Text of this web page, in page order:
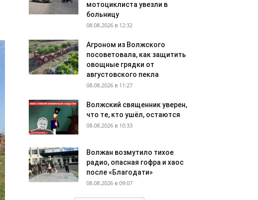
мотоциклиста увезли в
больницу
08.08.2026 в 12:32
Агроном из Волжского
посоветовала, как защитить
овощные грядки от
августовского пекла
08.08.2026 в 11:27
Волжский священник уверен,
что те, кто ушёл, остаются
08.08.2026 в 10:33
Волжан возмутило тихое
радио, опасная гофра и хаос
после «Благодати»
08.08.2026 в 09:07